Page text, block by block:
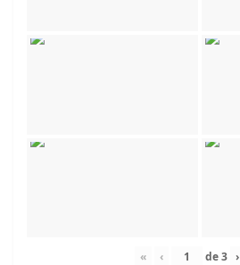
« ‹ de3 ›